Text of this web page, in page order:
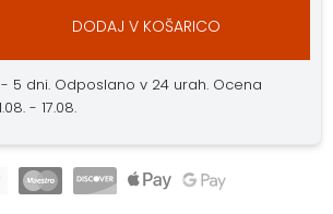
DODAJ V KOŠARICO
5 dni. Odposlano v 24 urah. Ocena
- 17.08.